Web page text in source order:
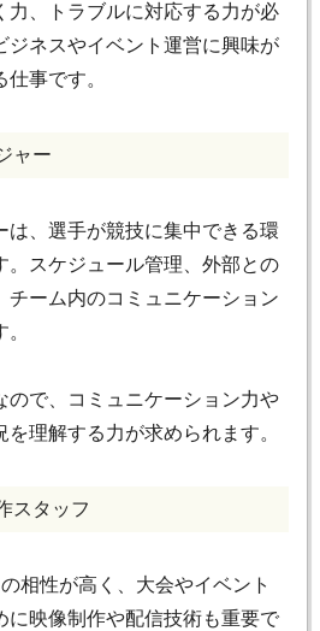
力、トラブルに対応する力が必
ジネスやイベント運営に興味が
事です。
ャー
は、選手が競技に集中できる環
。スケジュール管理、外部との
チーム内のコミュニケーション
ので、コミュニケーション力や
理解する力が求められます。
スタッフ
相性が高く、大会やイベント
に映像制作や配信技術も重要で